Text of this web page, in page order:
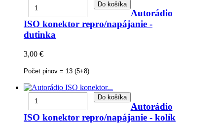
Do košíka
Autorádio
ISO konektor repro/napájanie -
dutinka
3,00 €
Počet pinov = 13 (5+8)
Do košíka
Autorádio
ISO konektor repro/napájanie - kolík